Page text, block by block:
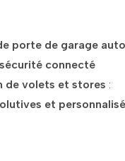
porte de garage
connecté
de volets et stores :
et